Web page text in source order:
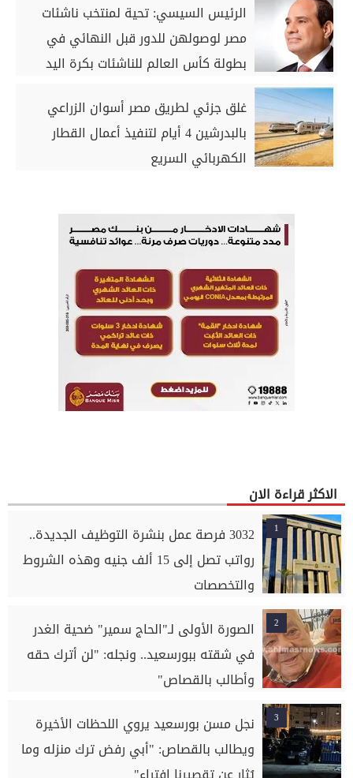
الرئيس السيسي: تحية لمنتخب ناشئات
مصر لوصولهن للدور قبل النهائي في
بطولة كأس العالم للناشئات بكرة اليد
غلق جزئي لطريق مصر أسوان الزراعي
بالبدرشين 4 أيام لتنفيذ أعمال القطار
الكهربائي السريع
الاكثر قراءة الان
1
3032 فرصة عمل بنشرة التوظيف الجديدة..
رواتب تصل إلى 15 ألف جنيه وهذه الشروط
والتخصصات
2
الصورة الأولى لـ"الحاج سمير" ضحية الغدر
في شقته ببورسعيد.. ونجله: "لن أترك حقه
وأطالب بالقصاص"
3
نجل مسن بورسعيد يروي اللحظات الأخيرة
ويطالب بالقصاص: "أبي رفض ترك منزله وما